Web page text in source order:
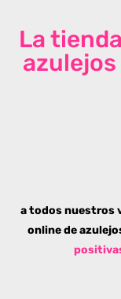
La
azulejos
a todos nuestros
online de